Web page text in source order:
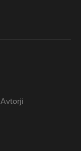
Avtorji